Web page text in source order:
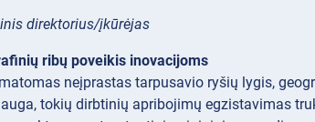
direktorius/įkūrėjas
ribų poveikis inovacijoms
neįprastas tarpusavio ryšių lygis,
tokių dirbtinių apribojimų egzistavimas